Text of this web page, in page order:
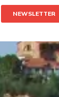
NEWSLETTER